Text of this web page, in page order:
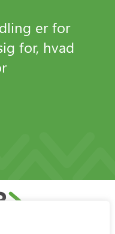
er for
for, hvad